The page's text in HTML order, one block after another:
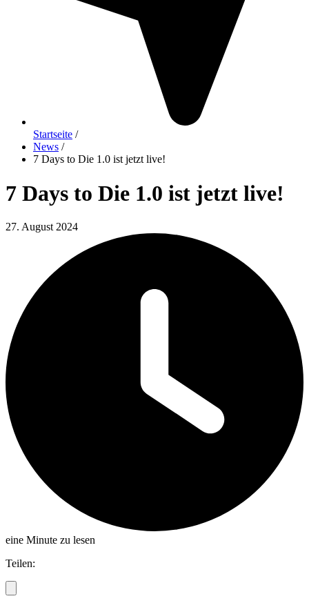
Startseite /
News /
7 Days to Die 1.0 ist jetzt live!
7 Days to Die 1.0 ist jetzt live!
27. August 2024
eine Minute zu lesen
Teilen: